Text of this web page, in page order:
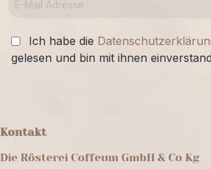
Ich habe die
gelesen und bin mit ihnen
Kontakt
Die Rösterei Coffeum GmbH & Co Kg